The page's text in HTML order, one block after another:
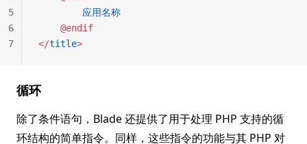
        应用名称
    @endif
</title>
5
6
7
循环
除了条件语句，Blade 还提供了用于处理 PHP 支持的循
环结构的简单指令。同样，这些指令的功能与其 PHP 对